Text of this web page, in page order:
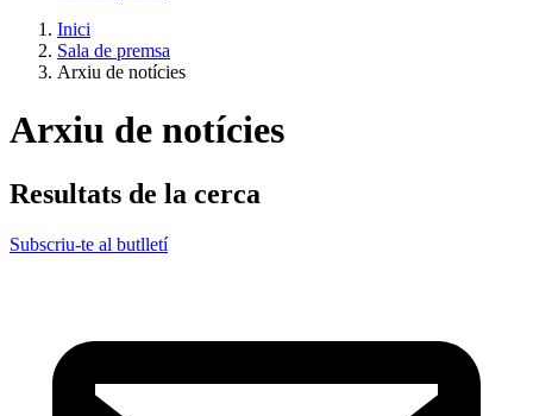
Inici
Sala de premsa
Arxiu de notícies
Arxiu de notícies
Resultats de la cerca
Subscriu-te al butlletí